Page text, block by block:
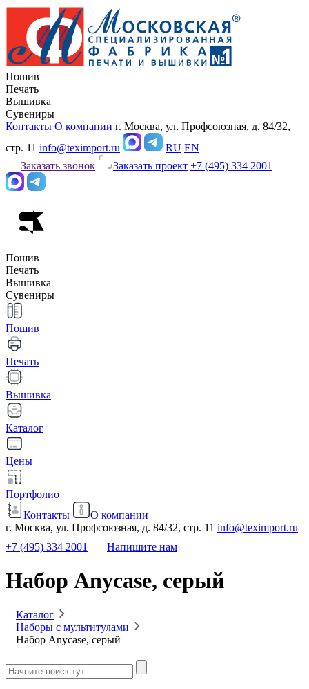
Пошив
Печать
Вышивка
Сувениры
Контакты О компании г. Москва, ул. Профсоюзная, д. 84/32,
стр. 11 info@teximport.ru RU EN
Заказать звонок
Заказать проект +7 (495) 334 2001
Пошив
Печать
Вышивка
Сувениры
Пошив
Печать
Вышивка
Каталог
Цены
Портфолио
Контакты
О компании
г. Москва, ул. Профсоюзная, д. 84/32, стр. 11 info@teximport.ru
+7 (495) 334 2001
Напишите нам
Набор Anycase, серый
Каталог
Наборы с мультитулами
Набор Anycase, серый